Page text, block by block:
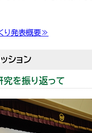
り発表概要≫
ション
を振り返って